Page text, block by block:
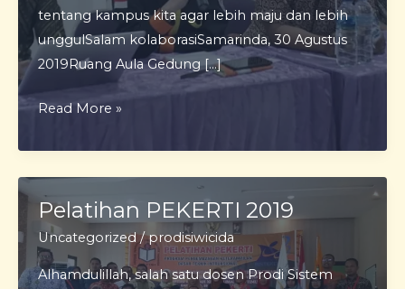
tentang kampus kita agar lebih maju dan lebih
unggulSalam kolaborasiSamarinda, 30 Agustus
2019Ruang Aula Gedung […]
Diskusi
mutu
Perguruan
Tinggi
STMIK
Widya
Cipta
Read More »
Pelatihan PEKERTI 2019
Uncategorized/prodisiwicida
Alhamdulillah, salah satu dosen Prodi Sistem